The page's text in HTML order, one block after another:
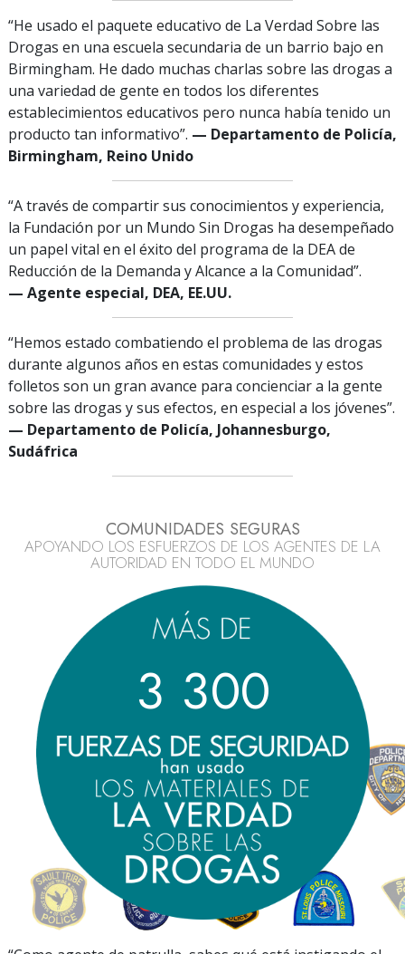
“He usado el paquete educativo de La Verdad Sobre las
Drogas en una escuela secundaria de un barrio bajo en
Birmingham. He dado muchas charlas sobre las drogas a
una variedad de gente en todos los diferentes
establecimientos educativos pero nunca había tenido un
producto tan informativo”. — Departamento de Policía,
Birmingham, Reino Unido
“A través de compartir sus conocimientos y experiencia,
la Fundación por un Mundo Sin Drogas ha desempeñado
un papel vital en el éxito del programa de la DEA de
Reducción de la Demanda y Alcance a la Comunidad”.
— Agente especial, DEA, EE.UU.
“Hemos estado combatiendo el problema de las drogas
durante algunos años en estas comunidades y estos
folletos son un gran avance para concienciar a la gente
sobre las drogas y sus efectos, en especial a los jóvenes”.
— Departamento de Policía, Johannesburgo,
Sudáfrica
COMUNIDADES SEGURAS
APOYANDO LOS ESFUERZOS DE LOS AGENTES DE LA
AUTORIDAD EN TODO EL MUNDO
3 300